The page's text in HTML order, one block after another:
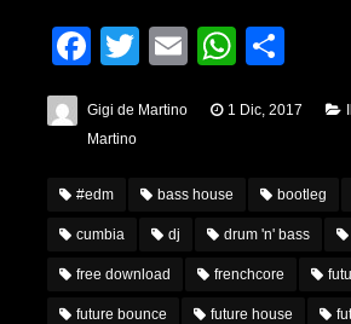
Facebook
Twitter
Email
Gigi de Martino 1 Dic, 2017
Martino
#edm bass house bootleg
cumbia dj drum 'n' bass
free download frenchcore
future bounce future house